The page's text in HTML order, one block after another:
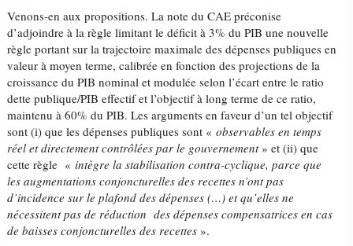
Venons-en aux propositions. La note du CAE préconise
d’adjoindre à la règle limitant le déficit à 3% du PIB une nouvelle
règle portant sur la trajectoire maximale des dépenses publiques en
valeur à moyen terme, calibrée en fonction des projections de la
croissance du PIB nominal et modulée selon l’écart entre le ratio
dette publique/PIB effectif et l’objectif à long terme de ce ratio,
maintenu à 60% du PIB. Les arguments en faveur d’un tel objectif
sont (i) que les dépenses publiques sont «observables en temps
réel et directement contrôlées par le gouvernement» et (ii) que
cette règle «intègre la stabilisation contra-cyclique, parce que
les augmentations conjoncturelles des recettes n’ont pas
d’incidence sur le plafond des dépenses (…) et qu’elles ne
nécessitent pas de réduction des dépenses compensatrices en cas
de baisses conjoncturelles des recettes ».